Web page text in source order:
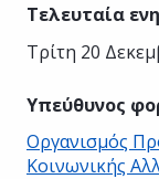
Τελευταία
Τρίτη 20
Υπεύθυνος
Οργανισμός
Κοινωνικής